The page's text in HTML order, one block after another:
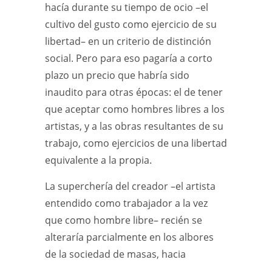
hacía durante su tiempo de ocio –el
cultivo del gusto como ejercicio de su
libertad– en un criterio de distinción
social. Pero para eso pagaría a corto
plazo un precio que habría sido
inaudito para otras épocas: el de tener
que aceptar como hombres libres a los
artistas, y a las obras resultantes de su
trabajo, como ejercicios de una libertad
equivalente a la propia.
La superchería del creador –el artista
entendido como trabajador a la vez
que como hombre libre– recién se
alteraría parcialmente en los albores
de la sociedad de masas, hacia